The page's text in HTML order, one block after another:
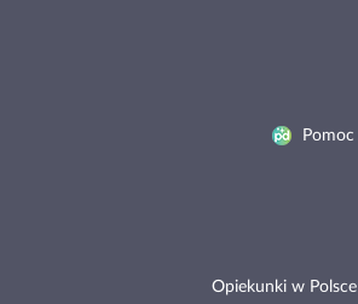
Opiekunki w Polsce